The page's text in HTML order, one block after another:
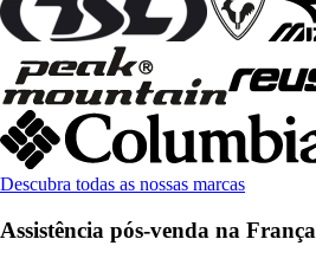
Descubra todas as nossas marcas
Assistência pós-venda na França